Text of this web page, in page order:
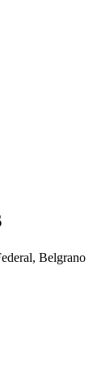
Belgrano